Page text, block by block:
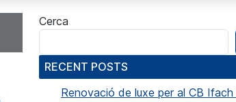
Cerca
RECENT POSTS
Renovació de luxe per al CB Ifach